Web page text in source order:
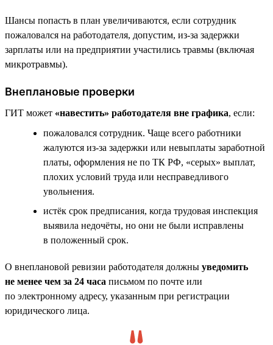
Шансы попасть в план увеличиваются, если сотрудник
пожаловался на работодателя, допустим, из-за задержки
зарплаты или на предприятии участились травмы (включая
микротравмы).
Внеплановые проверки
ГИТ может «навестить» работодателя вне графика, если:
пожаловался сотрудник. Чаще всего работники
жалуются из-за задержки или невыплаты заработной
платы, оформления не по ТК РФ, «серых» выплат,
плохих условий труда или несправедливого
увольнения.
истёк срок предписания, когда трудовая инспекция
выявила недочёты, но они не были исправлены
в положенный срок.
О внеплановой ревизии работодателя должны уведомить
не менее чем за 24 часа письмом по почте или
по электронному адресу, указанным при регистрации
юридического лица.